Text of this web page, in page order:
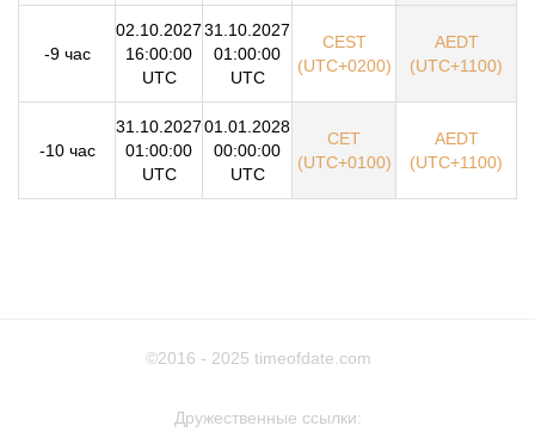
-9 час
02.10.2027
16:00:00
UTC
31.10.2027
01:00:00
UTC
CEST
(UTC+0200)
AEDT
(UTC+1100)
-10 час
31.10.2027
01:00:00
UTC
01.01.2028
00:00:00
UTC
CET
(UTC+0100)
AEDT
(UTC+1100)
©2016 - 2025 timeofdate.com
Дружественные ссылки: